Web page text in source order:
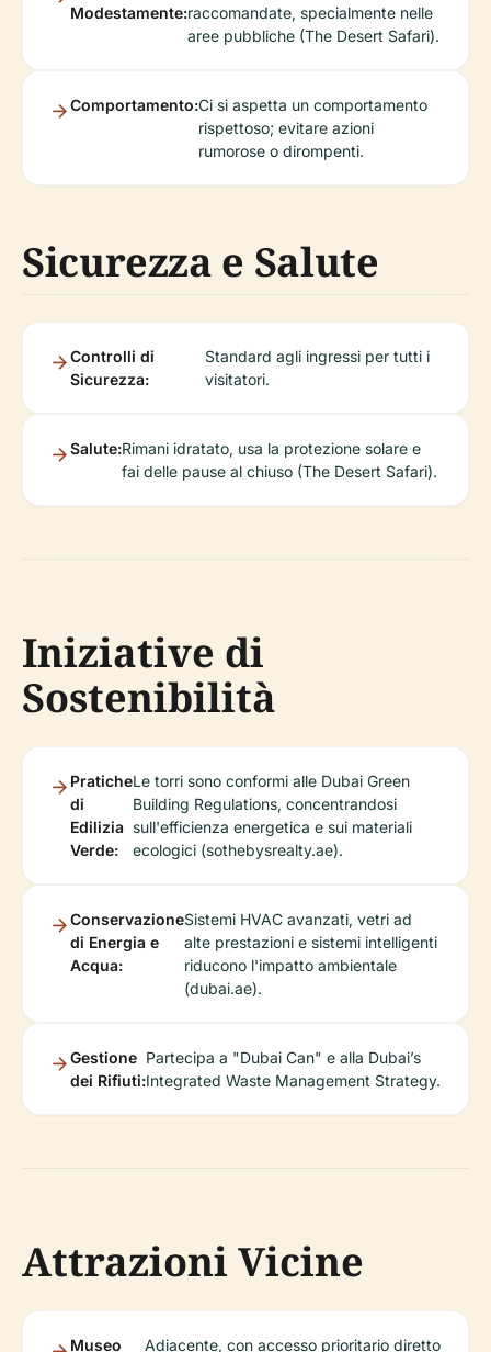
Modestamente:raccomandate, specialmente nelle
aree pubbliche (The Desert Safari).
Comportamento:Ci si aspetta un comportamento
rispettoso; evitare azioni
rumorose o dirompenti.
Sicurezza e Salute
Controlli di
Sicurezza:
Standard agli ingressi per tutti i
visitatori.
Salute:Rimani idratato, usa la protezione solare e
fai delle pause al chiuso (The Desert Safari).
Iniziative di
Sostenibilità
Pratiche
di
Edilizia
Verde:
Le torri sono conformi alle Dubai Green
Building Regulations, concentrandosi
sull'efficienza energetica e sui materiali
ecologici (sothebysrealty.ae).
Conservazione
di Energia e
Acqua:
Sistemi HVAC avanzati, vetri ad
alte prestazioni e sistemi intelligenti
riducono l'impatto ambientale
(dubai.ae).
Gestione
dei Rifiuti:
Partecipa a "Dubai Can" e alla Dubai’s
Integrated Waste Management Strategy.
Attrazioni Vicine
Museo Adiacente, con accesso prioritario diretto